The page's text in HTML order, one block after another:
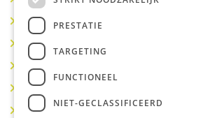
Makelaar Vianen
Makelaar Maarssen
Makelaar Lopik
Makelaar Montfoort
Makelaar Benschop
PRESTATIE
TARGETING
FUNCTIONEEL
NIET-GECLASSIFICEERD